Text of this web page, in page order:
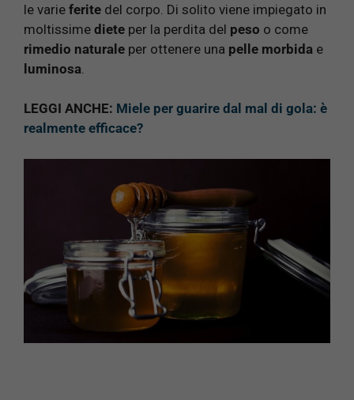
le varie ferite del corpo. Di solito viene impiegato in
moltissime diete per la perdita del peso o come
rimedio naturale per ottenere una pelle morbida e
luminosa
LEGGI ANCHE: Miele per guarire dal mal di gola: è
realmente efficace?